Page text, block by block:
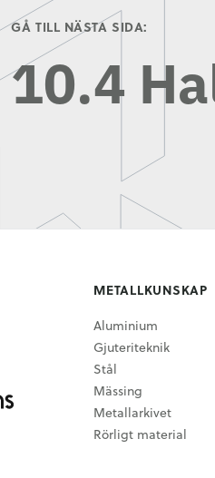
GÅ TILL NÄSTA SIDA:
10.4
METALLKUNSKAP
Aluminium
Gjuteriteknik
Stål
Mässing
Metallarkivet
Rörligt material